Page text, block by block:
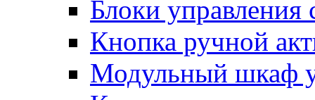
Блоки
Кнопка ручной
Модульный шкаф